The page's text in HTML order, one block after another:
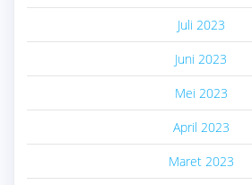
Juli 2023
Juni 2023
Mei 2023
April 2023
Maret 2023